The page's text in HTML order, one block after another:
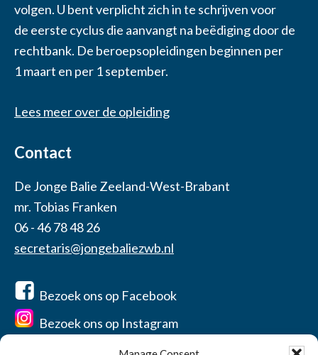
volgen. U bent verplicht zich in te schrijven voor
de eerste cyclus die aanvangt na beëdiging door de
rechtbank. De beroepsopleidingen beginnen per
1 maart en per 1 september.
Lees meer over de opleiding
Contact
De Jonge Balie Zeeland-West-Brabant
mr. Tobias Franken
06 - 46 78 48 26
secretaris@jongebaliezwb.nl
Bezoek ons op Facebook
Bezoek ons op Instagram